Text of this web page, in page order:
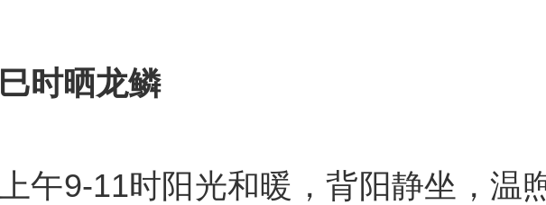
巳时晒龙鳞
上午9-11时阳光和暖，背阳静坐，温